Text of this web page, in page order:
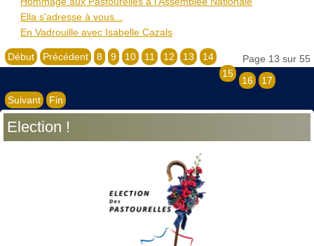
Ella s'adresse à vous...
En Vadrouille avec Isabelle Cazals
Page 13 sur 55
Début Précédent 8 9 10 11 12 13
14
15
16
17
Suivant
Fin
Election !